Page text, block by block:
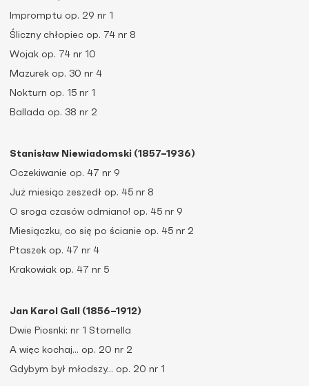
Impromptu op. 29 nr 1
Śliczny chłopiec op. 74 nr 8
Wojak op. 74 nr 10
Mazurek op. 30 nr 4
Nokturn op. 15 nr 1
Ballada op. 38 nr 2
Stanisław Niewiadomski (1857–1936)
Oczekiwanie op. 47 nr 9
Już miesiąc zeszedł op. 45 nr 8
O sroga czasów odmiano! op. 45 nr 9
Miesiączku, co się po ścianie op. 45 nr 2
Ptaszek op. 47 nr 4
Krakowiak op. 47 nr 5
Jan Karol Gall (1856–1912)
Dwie Piosnki: nr 1 Stornella
A więc kochaj… op. 20 nr 2
Gdybym był młodszy… op. 20 nr 1